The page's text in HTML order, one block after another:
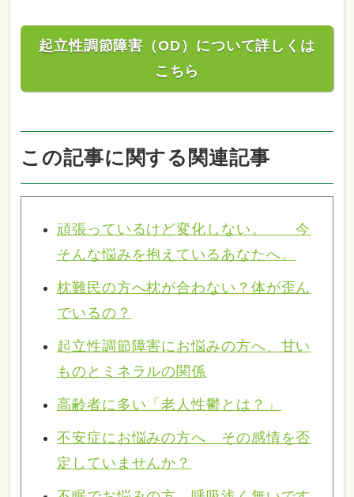
起立性調節障害（OD）について詳しくは
こちら
この記事に関する関連記事
頑張っているけど変化しない。 今
そんな悩みを抱えているあなたへ。
枕難民の方へ枕が合わない？体が歪ん
でいるの？
起立性調節障害にお悩みの方へ、甘い
ものとミネラルの関係
高齢者に多い「老人性鬱とは？」
不安症にお悩みの方へ その感情を否
定していませんか？